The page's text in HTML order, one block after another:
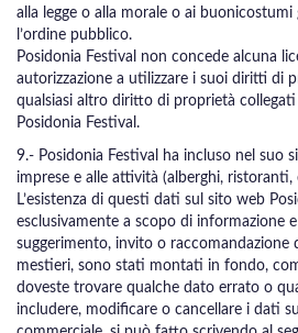
alla legge o alla morale o ai
l’ordine pubblico.
Posidonia Festival non concede alcuna
autorizzazione a utilizzare i suoi diritti di
qualsiasi altro diritto di proprietà collegati
Posidonia Festival.
9.- Posidonia Festival ha incluso nel suo
imprese e alle attività (alberghi,
L’esistenza di questi dati sul sito web
esclusivamente a scopo di informazione
suggerimento, invito o raccomandazione
mestieri, sono stati montati in fondo,
doveste trovare qualche dato errato o
includere, modificare o cancellare i dati